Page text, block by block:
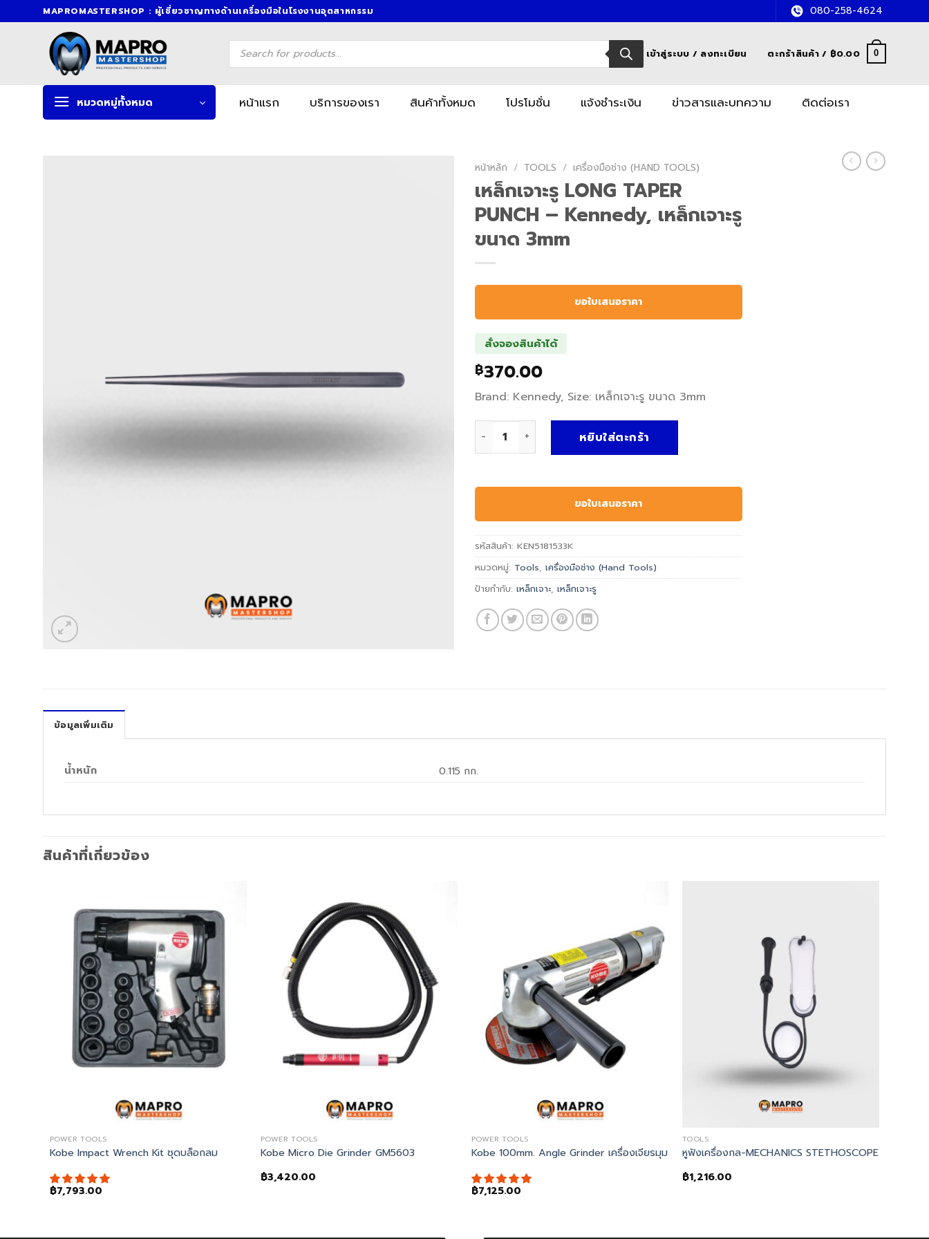
to
MAPROMASTERSHOP : ผู้เชี่ยวชาญทางด้านเครื่องมือในโรงงานอุตสาหกรรม 080-258-4624
Products
search เข้าสู่ระบบ / ลงทะเบียน ตะกร้าสินค้า / ฿0.00 0
หมวดหมู่ทั้งหมด หน้าแรก บริการของเรา สินค้าทั้งหมด โปรโมชั่น แจ้งชำระเงิน ข่าวสารและบทความ ติดต่อเรา
หน้าหลัก / TOOLS / เครื่องมือช่าง (HAND TOOLS)
เหล็กเจาะรู LONG TAPER
PUNCH – Kennedy, เหล็กเจาะรู
ขนาด 3mm
ขอใบเสนอราคา
สั่งจองสินค้าได้
฿370.00
Brand: Kennedy, Size: เหล็กเจาะรู ขนาด 3mm
หยิบใส่ตะกร้า
ขอใบเสนอราคา
รหัสสินค้า: KEN5181533K
หมวดหมู่: Tools, เครื่องมือช่าง (Hand Tools)
ป้ายกำกับ: เหล็กเจาะ, เหล็กเจาะรู
ข้อมูลเพิ่มเติม
น้ำหนัก 0.115 กก.
สินค้าที่เกี่ยวข้อง
POWER TOOLS
Kobe Impact Wrench Kit ชุดบล็อกลม
฿7,793.00
POWER TOOLS
Kobe Micro Die Grinder GM5603
฿3,420.00
POWER TOOLS
Kobe 100mm. Angle Grinder เครื่องเจียรมุม
฿7,125.00
TOOLS
หูฟังเครื่องกล-MECHANICS STETHOSCOPE
฿1,216.00
TESTING & BRAKE BLEEDING KIT